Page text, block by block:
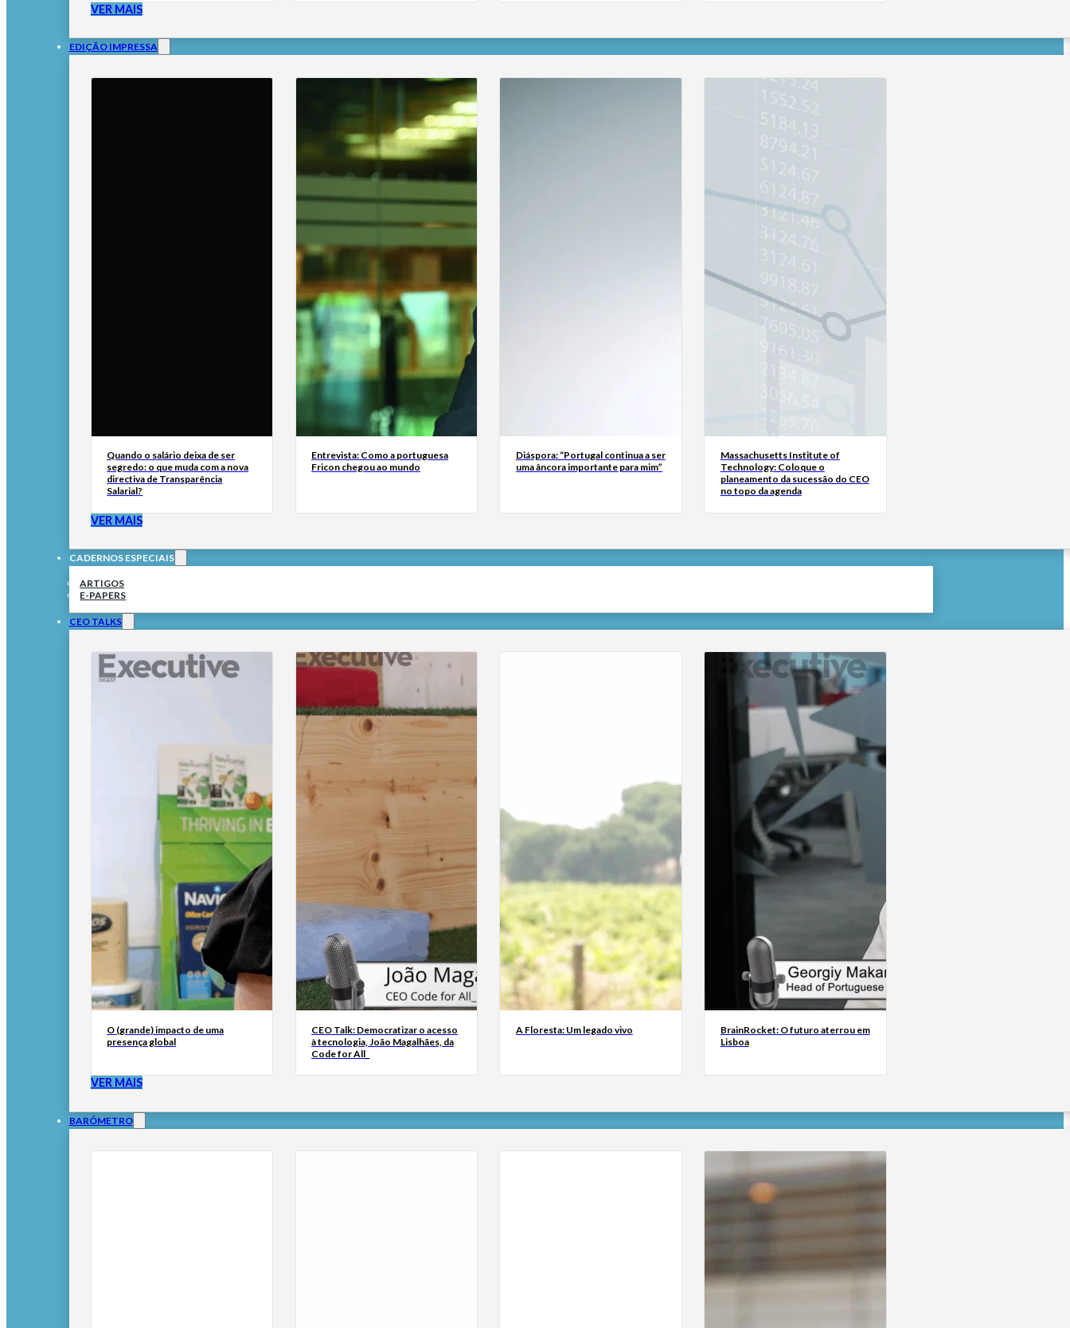
VER MAIS
EDIÇÃO IMPRESSA
Quando o salário deixa de ser
segredo: o que muda com a nova
directiva de Transparência
Salarial?
Entrevista: Como a portuguesa
Fricon chegou ao mundo
Diáspora: “Portugal continua a ser
uma âncora importante para mim”
Massachusetts Institute of
Technology: Coloque o
planeamento da sucessão do CEO
no topo da agenda
VER MAIS
CADERNOS ESPECIAIS
ARTIGOS
E-PAPERS
CEO TALKS
O (grande) impacto de uma
presença global
CEO Talk: Democratizar o acesso
à tecnologia, João Magalhães, da
Code for All_
A Floresta: Um legado vivo
BrainRocket: O futuro aterrou em
Lisboa
VER MAIS
BARÓMETRO